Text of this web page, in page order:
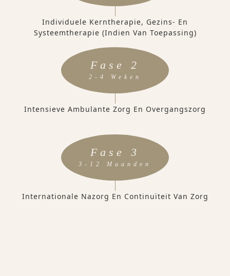
Individuele Kerntherapie, Gezins- En
Systeemtherapie (indien Van Toepassing)
Fase 2
2-4 Weken
Intensieve Ambulante Zorg En Overgangszorg
Fase 3
3-12 Maanden
Internationale Nazorg En Continuïteit Van Zorg